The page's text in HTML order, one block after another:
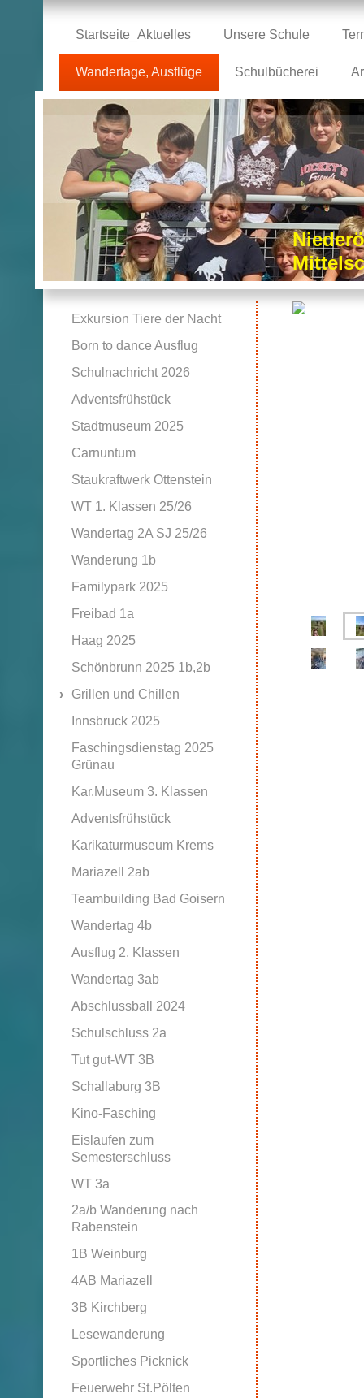
Startseite_Aktuelles Unsere Schule
Wandertage, Ausflüge Schulbücherei
Exkursion Tiere der Nacht
Born to dance Ausflug
Schulnachricht 2026
Adventsfrühstück
Stadtmuseum 2025
Carnuntum
Staukraftwerk Ottenstein
WT 1. Klassen 25/26
Wandertag 2A SJ 25/26
Wanderung 1b
Familypark 2025
Freibad 1a
Haag 2025
Schönbrunn 2025 1b,2b
Grillen und Chillen
Innsbruck 2025
Faschingsdienstag 2025
Grünau
Kar.Museum 3. Klassen
Adventsfrühstück
Karikaturmuseum Krems
Mariazell 2ab
Teambuilding Bad Goisern
Wandertag 4b
Ausflug 2. Klassen
Wandertag 3ab
Abschlussball 2024
Schulschluss 2a
Tut gut-WT 3B
Schallaburg 3B
Kino-Fasching
Eislaufen zum
Semesterschluss
WT 3a
2a/b Wanderung nach
Rabenstein
1B Weinburg
4AB Mariazell
3B Kirchberg
Lesewanderung
Sportliches Picknick
Feuerwehr St.Pölten